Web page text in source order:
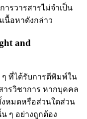
รวารสารไม่จำเป็น
นื้อหาดังกล่าว
and
ที่ได้รับการตีพิมพ์ใน
ารวิชาการ หากบุคคล
หมดหรือส่วนใดส่วน
ๆ อย่างถูกต้อง